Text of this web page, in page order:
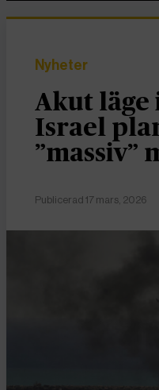
Nyheter
Akut läge
Israel
”massiv”
Publicerad 17 mars, 2026